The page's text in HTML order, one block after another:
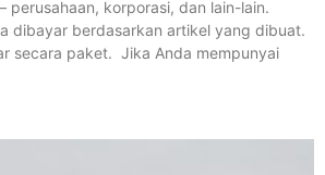
perusahaan, korporasi, dan lain-lain.
dibayar berdasarkan artikel yang dibuat.
secara paket. Jika Anda mempunyai